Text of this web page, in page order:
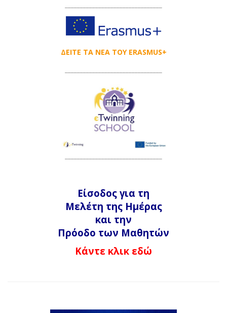
ΔΕΙΤΕ ΤΑ ΝΕΑ ΤΟΥ ERASMUS+
Είσοδος για τη
Μελέτη της Ημέρας
και την
Πρόοδο των Μαθητών
Κάντε κλικ εδώ